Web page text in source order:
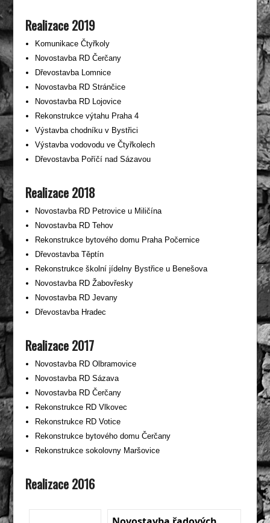
Realizace 2019
Komunikace Čtyřkoly
Novostavba RD Čerčany
Dřevostavba Lomnice
Novostavba RD Stránčice
Novostavba RD Lojovice
Rekonstrukce výtahu Praha 4
Výstavba chodníku v Bystřici
Výstavba vodovodu ve Čtyřkolech
Dřevostavba Poříčí nad Sázavou
Realizace 2018
Novostavba RD Petrovice u Miličína
Novostavba RD Tehov
Rekonstrukce bytového domu Praha Počernice
Dřevostavba Těptín
Rekonstrukce školní jídelny Bystřice u Benešova
Novostavba RD Žabovřesky
Novostavba RD Jevany
Dřevostavba Hradec
Realizace 2017
Novostavba RD Olbramovice
Novostavba RD Sázava
Novostavba RD Čerčany
Rekonstrukce RD Vlkovec
Rekonstrukce RD Votice
Rekonstrukce bytového domu Čerčany
Rekonstrukce sokolovny Maršovice
Realizace 2016